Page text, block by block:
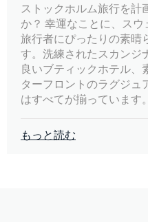
ストックホルム旅行を計
か？ 幸運なことに、ス
旅行者にぴったりの素晴
す。洗練されたスカンジ
良いブティックホテル、
ターフロントのラグジュ
はすべてが揃っています。
もっと読む